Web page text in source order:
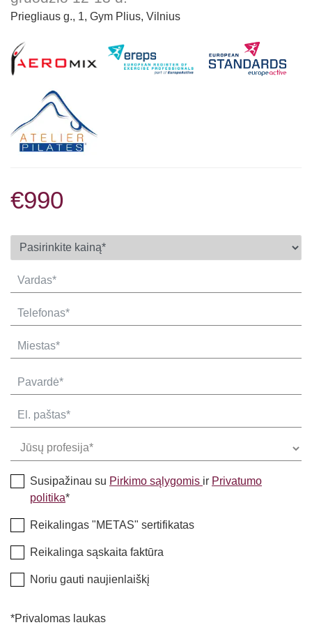
Priegliaus g., 1, Gym Plius, Vilnius
€990
Susipažinau su Pirkimo sąlygomis ir Privatumo
politika*
Reikalingas "METAS" sertifikatas
Reikalinga sąskaita faktūra
Noriu gauti naujienlaiškį
*Privalomas laukas